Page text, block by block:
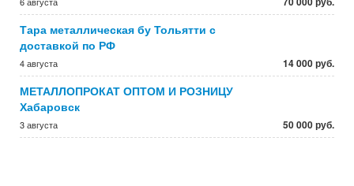
Тара металлическая бу Тольятти с
доставкой по РФ
4 августа 14 000 руб.
МЕТАЛЛОПРОКАТ ОПТОМ И РОЗНИЦУ
Хабаровск
3 августа 50 000 руб.